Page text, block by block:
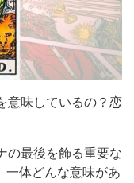
意味しているの？恋
の最後を飾る重要な
一体どんな意味があ